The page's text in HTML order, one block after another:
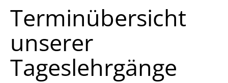
Terminübersicht
unserer
Tageslehrgänge